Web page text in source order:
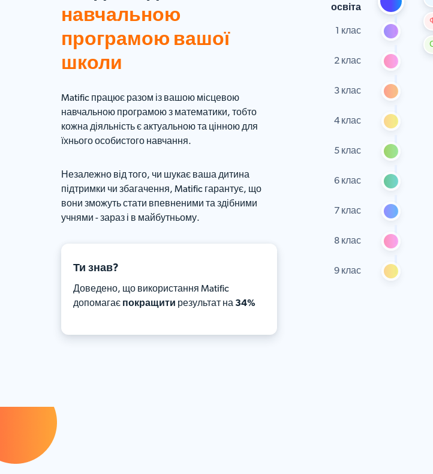
навчальною
програмою вашої
школи
Matific працює разом із вашою місцевою
навчальною програмою з математики, тобто
кожна діяльність є актуальною та цінною для
їхнього особистого навчання.
Незалежно від того, чи шукає ваша дитина
підтримки чи збагачення, Matific гарантує, що
вони зможуть стати впевненими та здібними
учнями - зараз і в майбутньому.
Ти знав?
Доведено, що використання Matific
допомагає покращити результат на 34%
освіта
1 клас
2 клас
3 клас
4 клас
5 клас
6 клас
7 клас
8 клас
9 клас